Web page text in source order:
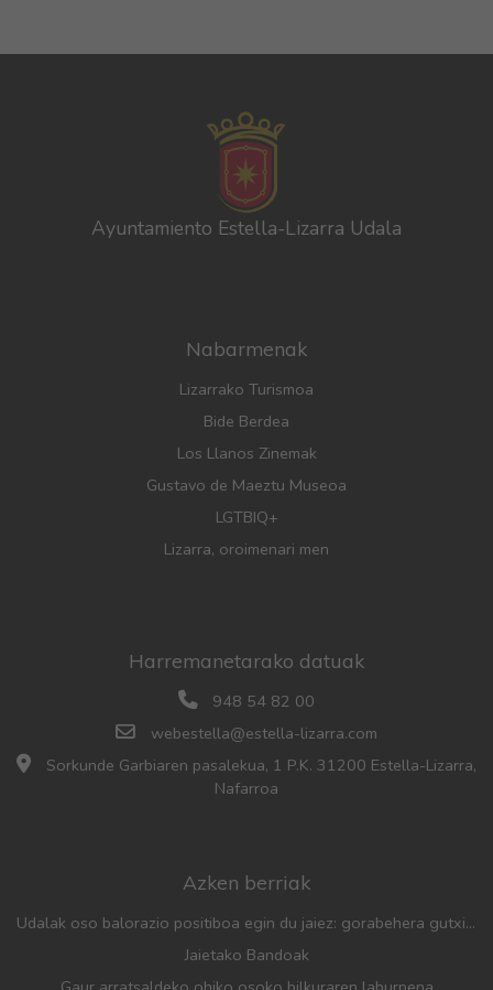
Ayuntamiento Estella-Lizarra Udala
Nabarmenak
Lizarrako Turismoa
Bide Berdea
Los Llanos Zinemak
Gustavo de Maeztu Museoa
LGTBIQ+
Lizarra, oroimenari men
Harremanetarako datuak
948 54 82 00
webestella@estella-lizarra.com
Sorkunde Garbiaren pasalekua, 1 P.K. 31200 Estella-Lizarra,
Nafarroa
Azken berriak
Udalak oso balorazio positiboa egin du jaiez: gorabehera gutxiago, parte-hartze handia eta aurreko urteetan baino jende gehiago
Jaietako Bandoak